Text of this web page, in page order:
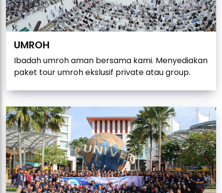
UMROH
Ibadah umroh aman bersama kami. Menyediakan
paket tour umroh ekslusif private atau group.